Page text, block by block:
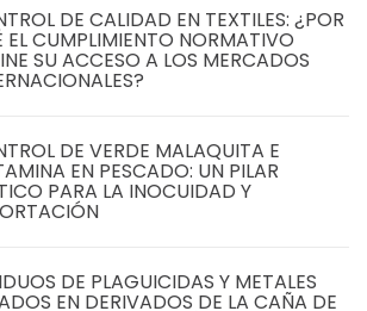
DE CALIDAD EN TEXTILES: ¿POR
EL CUMPLIMIENTO NORMATIVO
SU ACCESO A LOS MERCADOS
DE VERDE MALAQUITA E
EN PESCADO: UN PILAR
PARA LA INOCUIDAD Y
DE PLAGUICIDAS Y METALES
EN DERIVADOS DE LA CAÑA DE